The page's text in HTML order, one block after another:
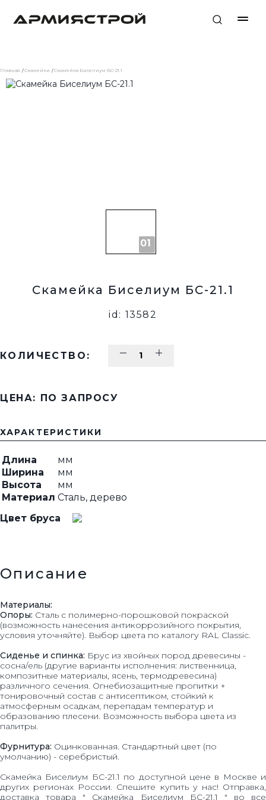
Главная Скамейки Скамейка Биселиум БС-21.1
Скамейка Биселиум БС-21.1
id: 13582
КОЛИЧЕСТВО:
ЦЕНА: ПО ЗАПРОСУ
ХАРАКТЕРИСТИКИ
Длина
мм
Ширина
мм
Высота
мм
Материал Сталь, дерево
Цвет бруса
Описание
Материалы:
Опоры: Сталь с полимерно-порошковой покраской
(возможность нанесения антикоррозийного покрытия,
условия уточняйте). Выбор цвета по каталогу RAL Classic.
Сиденье и спинка: Брус из хвойных пород древесины -
сосна/ель (другие варианты исполнения: лиственница,
композитные материалы, ясень, термодревесина)
различного сечения. Огнебиозащитные пропитки +
тонировочный состав с антисептиком, стойкий к
атмосферным осадкам, перепадам температур и
образованию плесени. Возможность выбора цвета из
палитры.
Фурнитура: Оцинкованная. Стандартный цвет (по
умолчанию) - серебристый.
Скамейка Биселиум БС-21.1 по доступной цене в Москве и
других регионах России. Спешите купить у нас! Отправка,
доставка товара " Скамейка Биселиум БС-21.1 " во все